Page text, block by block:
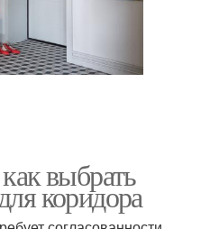
выбрать
коридора